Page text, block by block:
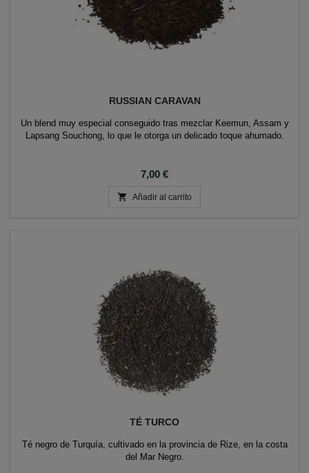
RUSSIAN CARAVAN
Un blend muy especial conseguido tras mezclar Keemun, Assam y
Lapsang Souchong, lo que le otorga un delicado toque ahumado.
Precio
7,00 €
 Añadir al carrito
TÉ TURCO
Té negro de Turquía, cultivado en la provincia de Rize, en la costa
del Mar Negro.